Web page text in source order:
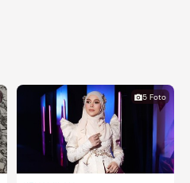
5 Foto